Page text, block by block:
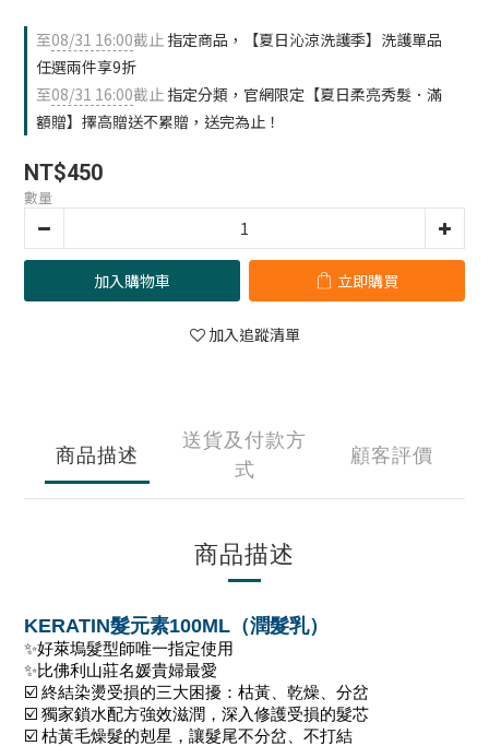
至08/31 16:00截止 指定商品，【夏日沁涼洗護季】洗護單品
任選兩件享9折
至08/31 16:00截止 指定分類，官網限定【夏日柔亮秀髮．滿
額贈】擇高贈送不累贈，送完為止！
NT$450
數量
加入購物車 立即購買
加入追蹤清單
商品描述
送貨及付款方
式
顧客評價
商品描述
KERATIN髮元素100ML（潤髮乳）
✨好萊塢髮型師唯一指定使用
✨比佛利山莊名媛貴婦最愛
☑️ 終結染燙受損的三大困擾：枯黃、乾燥、分岔
☑️ 獨家鎖水配方強效滋潤，深入修護受損的髮芯
☑️ 枯黃毛燥髮的剋星，讓髮尾不分岔、不打結